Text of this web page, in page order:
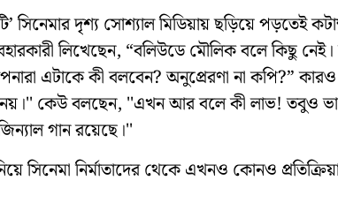
সিনেমার দৃশ্য সোশ্যাল মিডিয়ায় ছড়িয়ে পড়তেই
লিখেছেন, “বলিউডে মৌলিক বলে কিছু
এটাকে কী বলবেন? অনুপ্রেরণা না কপি?”
কেউ বলছেন, ''এখন আর বলে কী লাভ! তবুও
গান রয়েছে।''
সিনেমা নির্মাতাদের থেকে এখনও কোনও